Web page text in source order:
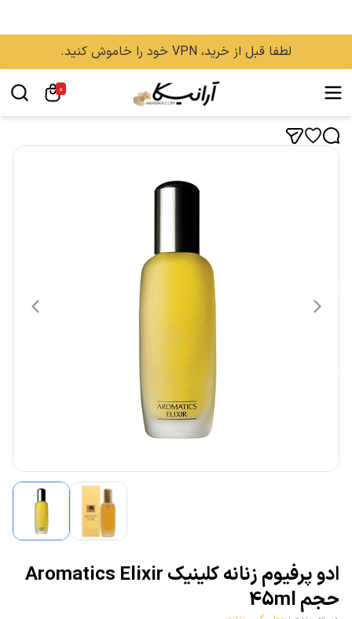
لطفا قبل از خرید، VPN خود را خاموش کنید.
0
ادو پرفیوم زنانه کلینیک Aromatics Elixir‎
حجم 45ml